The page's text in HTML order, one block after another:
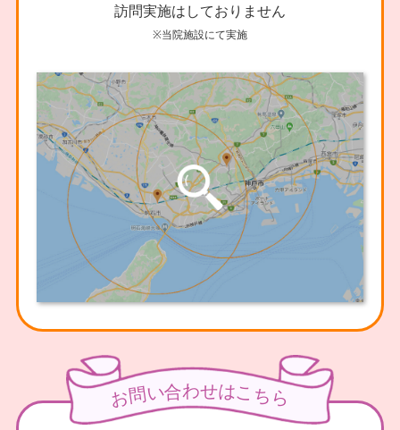
訪問実施はしておりません
※当院施設にて実施
お問い合わせはこ ち ら